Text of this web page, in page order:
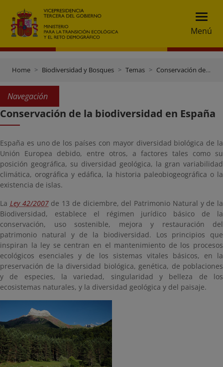
Menú
Home Biodiversidad y Bosques Temas Conservación de la Biodiversidad
Navegación
Conservación de la biodiversidad en España
España es uno de los países con mayor diversidad biológica de la
Unión Europea debido, entre otros, a factores tales como su
posición geográfica, su diversidad geológica, la gran variabilidad
climática, orográfica y edáfica, la historia paleobiogeográfica o la
existencia de islas.
La Ley 42/2007de 13 de diciembre, del Patrimonio Natural y de la
Biodiversidad, establece el régimen jurídico básico de la
conservación, uso sostenible, mejora y restauración del
patrimonio natural y de la biodiversidad. Los principios que
inspiran la ley se centran en el mantenimiento de los procesos
ecológicos esenciales y de los sistemas vitales básicos, en la
preservación de la diversidad biológica, genética, de poblaciones
y de especies, la variedad, singularidad y belleza de los
ecosistemas naturales, y la diversidad geológica y del paisaje.